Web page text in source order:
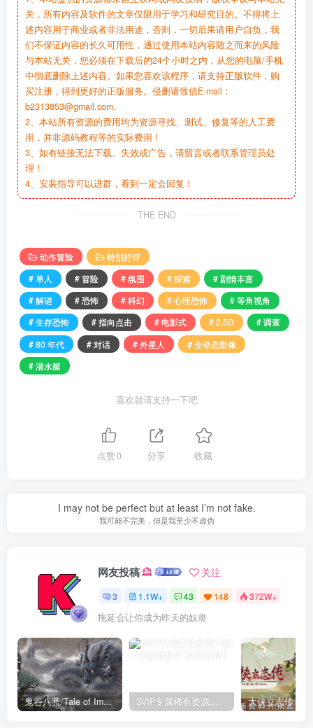
关，所有内容及软件的文章仅限用于学习和研究目的。不得将上
述内容用于商业或者非法用途，否则，一切后果请用户自负，我
们不保证内容的长久可用性，通过使用本站内容随之而来的风险
与本站无关，您必须在下载后的24个小时之内，从您的电脑/手机
中彻底删除上述内容。如果您喜欢该程序，请支持正版软件，购
买注册，得到更好的正版服务。侵删请致信E-mail：
b2313853@gmail.com.
2、本站所有资源的费用均为资源寻找、测试、修复等的人工费
用，并非源码教程等的实际费用！
3、如有链接无法下载、失效或广告，请留言或者联系管理员处
理！
4、安装指导可以进群，看到一定会回复！
THE END
动作冒险
特别好评
# 单人
# 冒险 # 氛围 # 探索
# 剧情丰富
# 解谜
# 恐怖 # 科幻 # 心理恐怖
# 等角视角
# 生存恐怖
# 指向点击 # 电影式 # 2.5D
# 调查
# 80 年代
# 对话 # 外星人
# 全动态影像
# 潜水艇
喜欢就请支持一下吧
点赞0 分享 收藏
I may not be perfect but at least I’m not fake.
我可能不完美，但是我至少不虚伪
网友投稿 关注
3 1.1W+ 43 148 372W+
拖延会让你成为昨天的奴隶
鬼谷八荒/Tale of Immortal v1.2.105.259|角色扮演|容量27.4GB|免安装绿色中文版 SVIP专属稀有资源下载 – 持续更新中